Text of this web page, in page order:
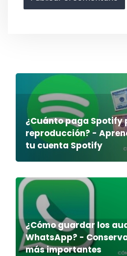
¿Cuánto paga Spotify
reproducción? -
tu cuenta Spotify
¿Cómo guardar los
WhatsApp? -
más importantes